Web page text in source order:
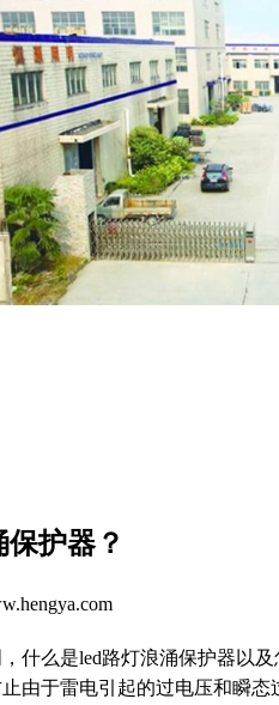
护器？
么是led路灯浪涌保护器以及
由于雷电引起的过电压和瞬